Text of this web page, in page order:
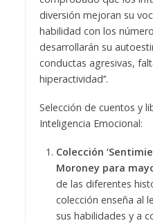
diversión mejoran su
habilidad con los
desarrollarán su
conductas agresivas,
hiperactividad’’.
Selección de cuentos y
Inteligencia Emocional:
Colección
Moroney para
de las diferentes
colección enseña al
sus habilidades y a